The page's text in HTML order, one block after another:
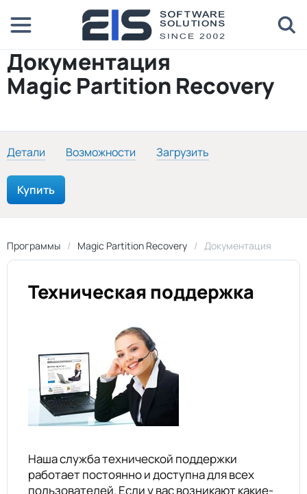
Документация
Magic Partition Recovery
Детали Возможности Загрузить
Купить
Программы Magic Partition Recovery Документация
Техническая поддержка
Наша служба технической поддержки
работает постоянно и доступна для всех
пользователей. Если у вас возникают какие-